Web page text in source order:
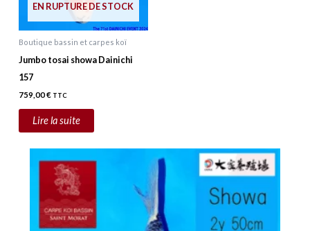
EN RUPTURE DE STOCK
Boutique bassin et carpes koï
Jumbo tosai showa Dainichi
157
759,00€ TTC
Lire la suite